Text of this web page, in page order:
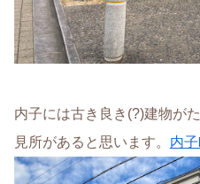
内子には古き良き(?)建物が
見所があると思います。 内